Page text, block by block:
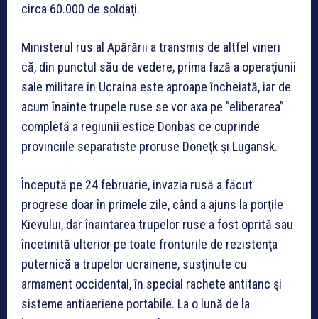
circa 60.000 de soldaţi.
Ministerul rus al Apărării a transmis de altfel vineri
că, din punctul său de vedere, prima fază a operaţiunii
sale militare în Ucraina este aproape încheiată, iar de
acum înainte trupele ruse se vor axa pe ”eliberarea”
completă a regiunii estice Donbas ce cuprinde
provinciile separatiste proruse Doneţk şi Lugansk.
Începută pe 24 februarie, invazia rusă a făcut
progrese doar în primele zile, când a ajuns la porţile
Kievului, dar înaintarea trupelor ruse a fost oprită sau
încetinită ulterior pe toate fronturile de rezistenţa
puternică a trupelor ucrainene, susţinute cu
armament occidental, în special rachete antitanc şi
sisteme antiaeriene portabile. La o lună de la